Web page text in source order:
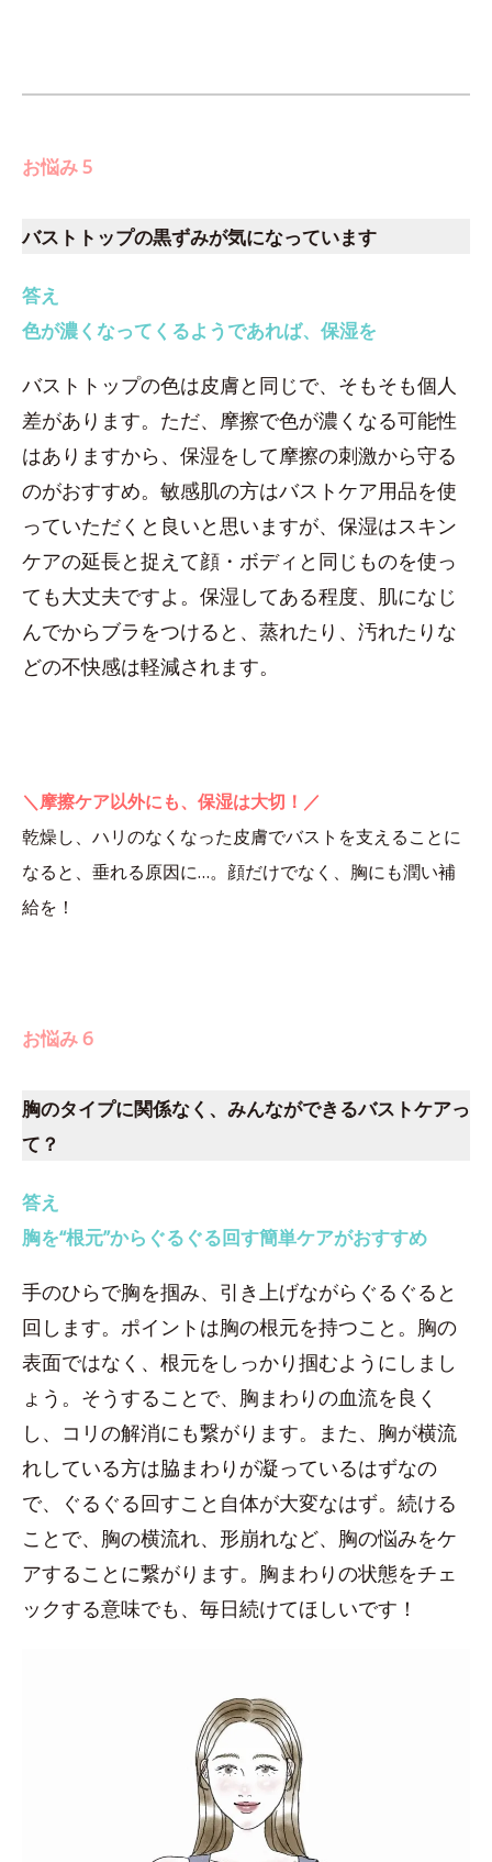
お悩み 5
バストトップの黒ずみが気になっています
答え
色が濃くなってくるようであれば、保湿を
バストトップの色は皮膚と同じで、そもそも個人
差があります。ただ、摩擦で色が濃くなる可能性
はありますから、保湿をして摩擦の刺激から守る
のがおすすめ。敏感肌の方はバストケア用品を使
っていただくと良いと思いますが、保湿はスキン
ケアの延長と捉えて顔・ボディと同じものを使っ
ても大丈夫ですよ。保湿してある程度、肌になじ
んでからブラをつけると、蒸れたり、汚れたりな
どの不快感は軽減されます。
＼摩擦ケア以外にも、保湿は大切！／
乾燥し、ハリのなくなった皮膚でバストを支えることに
なると、垂れる原因に…。顔だけでなく、胸にも潤い補
給を！
お悩み 6
胸のタイプに関係なく、みんなができるバストケアっ
て？
答え
胸を“根元”からぐるぐる回す簡単ケアがおすすめ
手のひらで胸を掴み、引き上げながらぐるぐると
回します。ポイントは胸の根元を持つこと。胸の
表面ではなく、根元をしっかり掴むようにしまし
ょう。そうすることで、胸まわりの血流を良く
し、コリの解消にも繋がります。また、胸が横流
れしている方は脇まわりが凝っているはずなの
で、ぐるぐる回すこと自体が大変なはず。続ける
ことで、胸の横流れ、形崩れなど、胸の悩みをケ
アすることに繋がります。胸まわりの状態をチェ
ックする意味でも、毎日続けてほしいです！